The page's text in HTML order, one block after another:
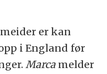
er kan
i England før
Marca melder